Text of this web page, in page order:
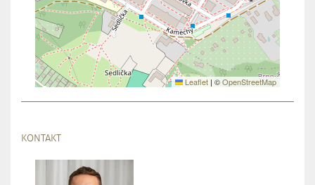
Leaflet | ©OpenStreetMap
KONTAKT